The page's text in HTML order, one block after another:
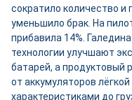
сократило количество
уменьшило брак. На
прибавила 14%.
технологии улучшают
батарей, а продуктовый
от аккумуляторов
характеристиками до